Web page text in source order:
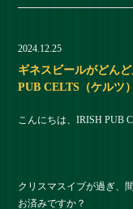
2024.12.25
ギネスビールがどん
PUB CELTS（ケルツ
こんにちは、IRISH PUB
クリスマスイブが過ぎ、
お済みですか？